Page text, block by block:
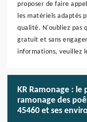
proposer de faire
les matériels adaptés
qualité. N'oubliez pas
gratuit et sans
informations, veuillez
KR Ramonage :
ramonage des
45460 et ses